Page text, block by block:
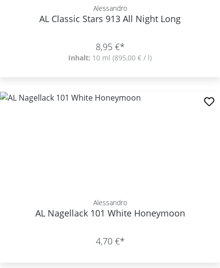
Alessandro
AL Classic Stars 913 All Night Long
8,95 €*
Inhalt: 10 ml (895,00 € / l)
Alessandro
AL Nagellack 101 White Honeymoon
4,70 €*